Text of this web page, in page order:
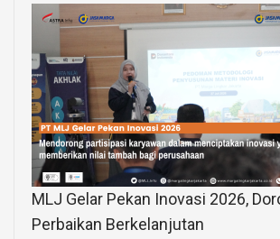
MLJ Gelar Pekan Inovasi 2026,
Perbaikan Berkelanjutan